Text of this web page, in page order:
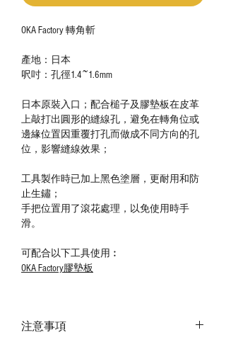
OKA Factory 轉角斬
產地：日本
呎吋：孔徑1.4~1.6mm
日本原裝入口；配合槌子及膠墊板在皮革
上敲打出圓形的縫線孔，避免在轉角位或
邊緣位置因重覆打孔而做成不同方向的孔
位，影響縫線效果；
工具製作時已加上黑色塗層，更耐用和防
止生鏽；
手把位置用了滾花處理，以免使用時手
滑。
可配合以下工具使用︰
OKA Factory膠墊板
注意事項